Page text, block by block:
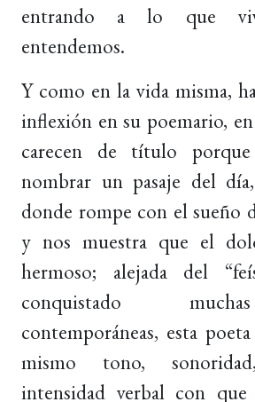
entrando a lo que
entendemos.
Y como en la vida misma,
inflexión en su poemario,
carecen de título
nombrar un pasaje del
donde rompe con el sueño
y nos muestra que el
hermoso; alejada del
conquistado
contemporáneas, esta
mismo tono,
intensidad verbal con